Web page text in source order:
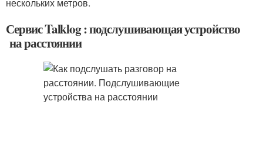
Сервис Talklog : подслушивающая устройство
на расстоянии